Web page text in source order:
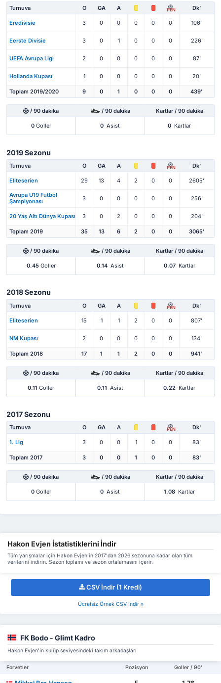
Turnuva O GA A PEN Dk'
Eredivisie 3 0 0 0 0 0 106'
Eerste Divisie 3 0 1 0 0 0 226'
UEFA Avrupa Ligi 2 0 0 0 0 0 87'
Hollanda Kupası 1 0 0 0 0 0 20'
Toplam 2019/2020 9 0 1 0 0 0 439'
/ 90 dakika / 90 dakika Kartlar / 90 dakika
0Goller 0 Asist 0 Kartlar
2019 Sezonu
Turnuva O GA A PEN Dk'
Eliteserien 29 13 4 2 0 0 2605'
Avrupa U19 Futbol
Şampiyonası
3 0 0 0 0 0 256'
20 Yaş Altı Dünya Kupası 3 0 2 0 0 0 204'
Toplam 2019 35 13 6 2 0 0 3065'
/ 90 dakika / 90 dakika Kartlar / 90 dakika
0.45Goller 0.14 Asist 0.07 Kartlar
2018 Sezonu
Turnuva O GA A PEN Dk'
Eliteserien 15 1 1 2 0 0 807'
NM Kupası 2 0 0 0 0 0 134'
Toplam 2018 17 1 1 2 0 0 941'
/ 90 dakika / 90 dakika Kartlar / 90 dakika
0.11 Goller 0.11 Asist 0.22 Kartlar
2017 Sezonu
Turnuva O GA A PEN Dk'
1. Lig 3 0 0 1 0 0 83'
Toplam 2017 3 0 0 1 0 0 83'
/ 90 dakika / 90 dakika Kartlar / 90 dakika
0Goller 0 Asist 1.08 Kartlar
Hakon Evjen İstatistiklerini İndir
Tüm yarışmalar için Hakon Evjen'in 2017'dan 2026 sezonuna kadar olan tüm
verilerini indirin. Sezon toplamı ve sezon ortalamasını içerir.
CSV İndir (1 Kredi)
Ücretsiz Örnek CSV İndir »
FK Bodo - Glimt Kadro
Hakon Evjen'in kulüp seviyesindeki takım arkadaşları
Forvetler Pozisyon Goller / 90'